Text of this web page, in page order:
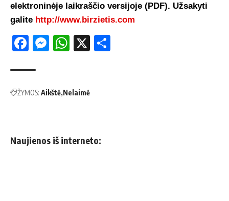
elektroninėje laikraščio versijoje (PDF). Užsakyti
galite http://www.birzietis.com
Facebook
Messenger
WhatsApp
X
ŽYMOS: Aikštė Nelaimė
Naujienos iš interneto: